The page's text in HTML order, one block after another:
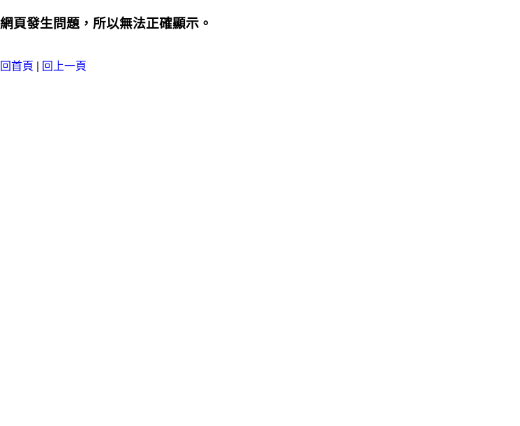
網頁發生問題，所以無法正確顯示。
回首頁 回上一頁